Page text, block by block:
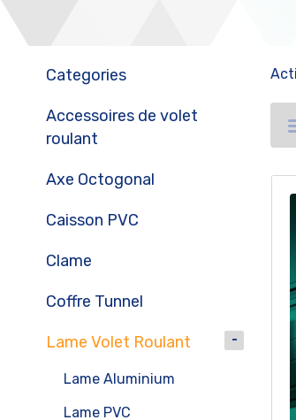
Categories
Accessoires de volet
roulant
Axe Octogonal
Caisson PVC
Clame
Coffre Tunnel
Lame Volet Roulant
Lame Aluminium
Lame PVC